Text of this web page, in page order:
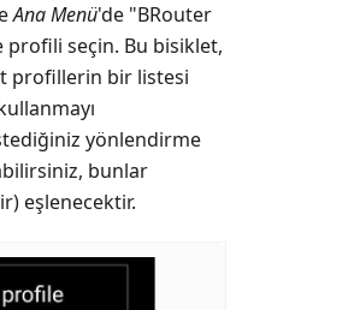
Ana Menü'de "BRouter
profili seçin. Bu bisiklet,
profillerin bir listesi
yönlendirme
bunlar
eşlenecektir.